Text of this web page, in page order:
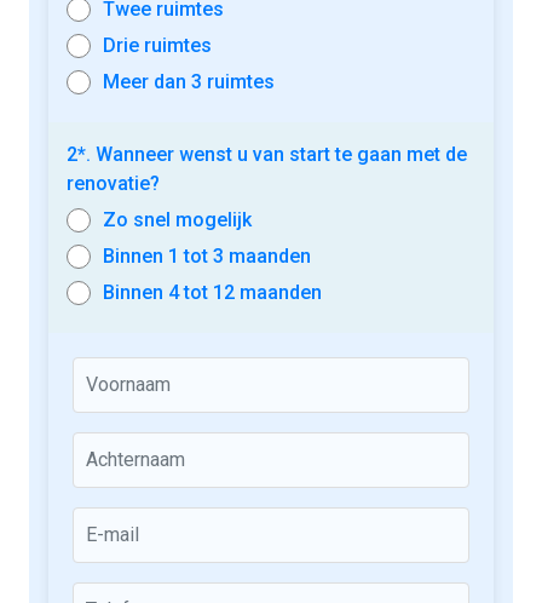
Twee ruimtes
Drie ruimtes
Meer dan 3 ruimtes
2*. Wanneer wenst u van start te gaan met de
renovatie?
Zo snel mogelijk
Binnen 1 tot 3 maanden
Binnen 4 tot 12 maanden